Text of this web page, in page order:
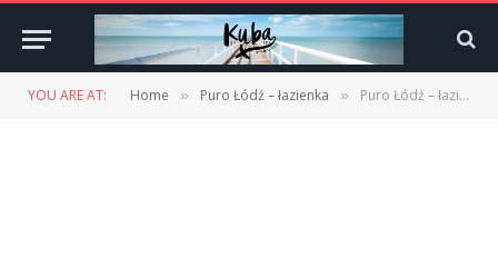
YOU ARE AT: Home » Puro Łódź – łazienka » Puro Łódź – łazienka